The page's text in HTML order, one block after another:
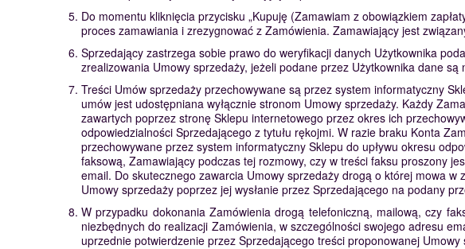
Do momentu kliknięcia przycisku „Kupuję (Zamawiam z obowiązkiem
proces zamawiania i zrezygnować z Zamówienia. Zamawiający jest
Sprzedający zastrzega sobie prawo do weryfikacji danych Użytkownika
zrealizowania Umowy sprzedaży, jeżeli podane przez Użytkownika dane są
Treści Umów sprzedaży przechowywane są przez system informatyczny
umów jest udostępniana wyłącznie stronom Umowy sprzedaży. Każdy
zawartych poprzez stronę Sklepu internetowego przez okres ich
odpowiedzialności Sprzedającego z tytułu rękojmi. W razie braku Konta
przechowywane przez system informatyczny Sklepu do upływu okresu
faksową, Zamawiający podczas tej rozmowy, czy w treści faksu proszony
email. Do skutecznego zawarcia Umowy sprzedaży drogą o której mowa
Umowy sprzedaży poprzez jej wysłanie przez Sprzedającego na podany
W przypadku dokonania Zamówienia drogą telefoniczną, mailową, czy
niezbędnych do realizacji Zamówienia, w szczególności swojego adresu
uprzednie potwierdzenie przez Sprzedającego treści proponowanej